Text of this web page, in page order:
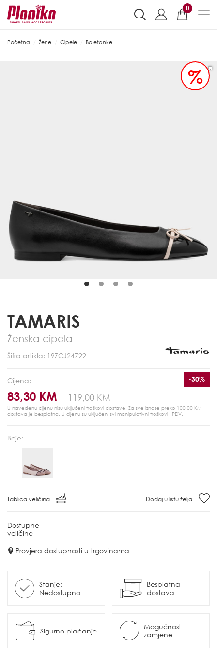
0
Početna Žene Cipele Baletanke
%
TAMARIS
Ženska cipela
Šifra artikla: 19ZCJ24722
Cijena:
83,30 KM 119,00 KM
-30%
U navedenu cijenu nisu uključeni troškovi dostave. Za sve iznose preko 100,00 KM
dostava je besplatna. U cijenu su uključeni svi manipulativni troškovi i PDV.
Boje:
Tablica veličina Dodaj u listu želja
Dostupne
veličine
Provjera dostupnosti u trgovinama
Stanje:
Nedostupno
Besplatna
dostava
Sigurno plaćanje
Mogućnost
zamjene